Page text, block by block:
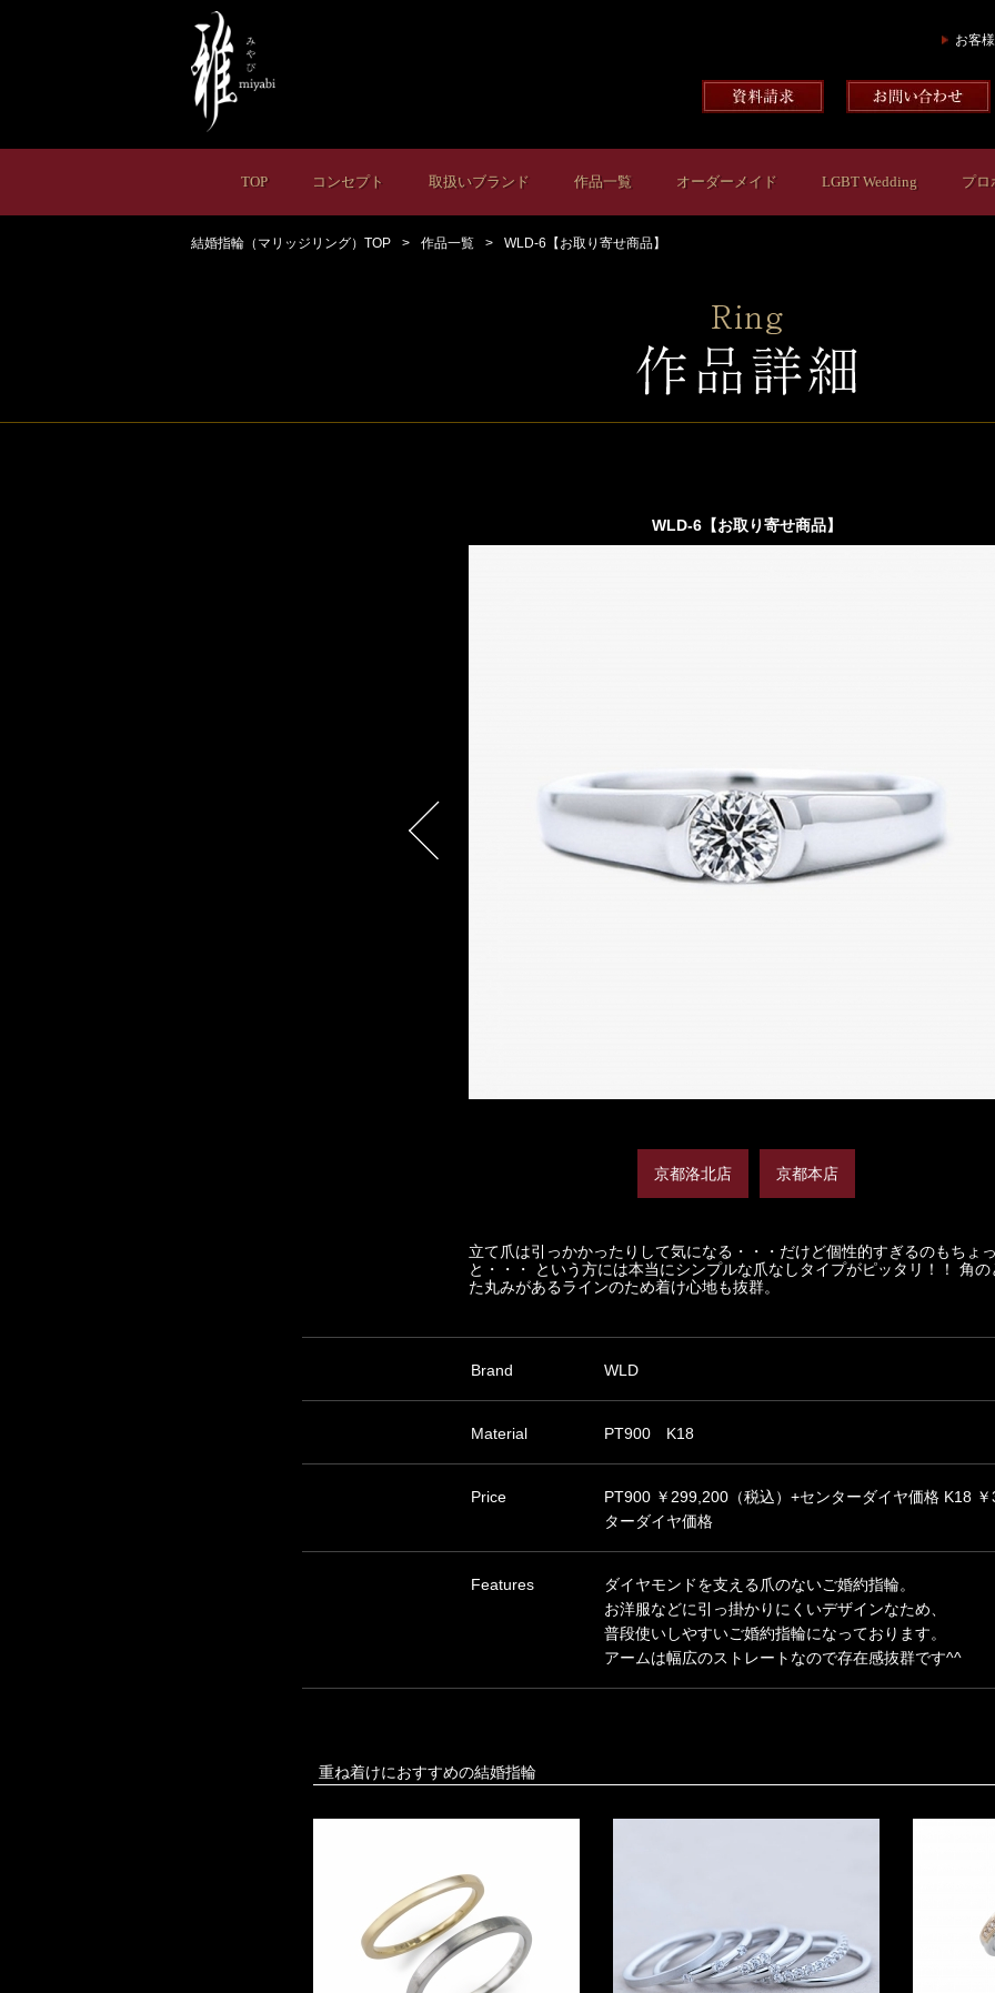
お客
TOP コンセプト 取扱いブランド 作品一覧 オーダーメイド LGBT Wedding プロ
結婚指輪（マリッジリング）TOP 作品一覧 WLD-6【お取り寄せ商品】
WLD-6【お取り寄せ商品】
京都洛北店 京都本店
立て爪は引っかかったりして気になる・・・だけど個性的すぎるのもちょ
と・・・ という方には本当にシンプルな爪なしタイプがピッタリ！！ 角の
た丸みがあるラインのため着け心地も抜群。
Brand WLD
Material PT900 K18
Price
PT900 ￥299,200（税込）+センターダイヤ価格 K18
ターダイヤ価格
Features
ダイヤモンドを支える爪のないご婚約指輪。
お洋服などに引っ掛かりにくいデザインなため、
普段使いしやすいご婚約指輪になっております。
アームは幅広のストレートなので存在感抜群です^^
重ね着けにおすすめの結婚指輪